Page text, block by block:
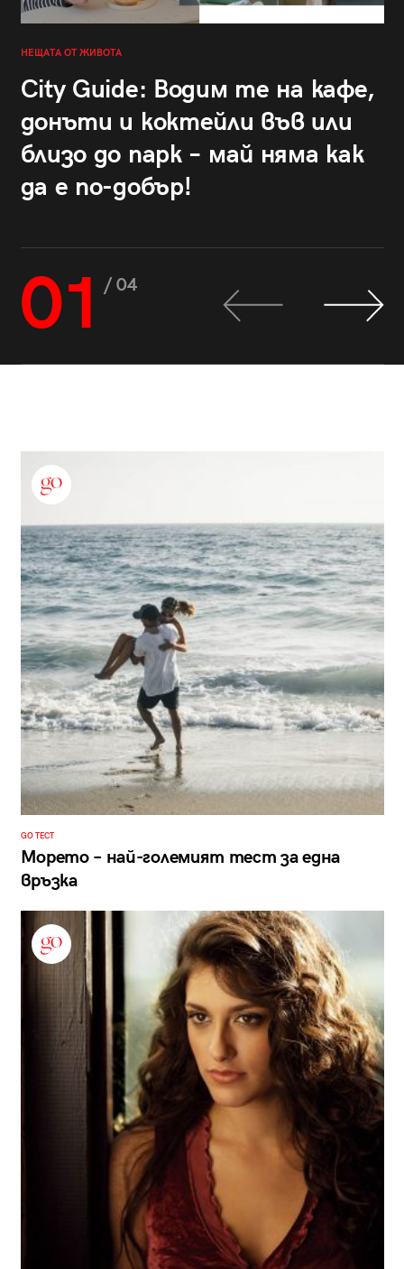
НЕЩАТА ОТ ЖИВОТА
City Guide: Водим те на кафе,
донъти и коктейли във или
близо до парк – май няма как
да е по-добър!
01 / 04
GO ТЕСТ
Морето – най-големият тест за една
връзка